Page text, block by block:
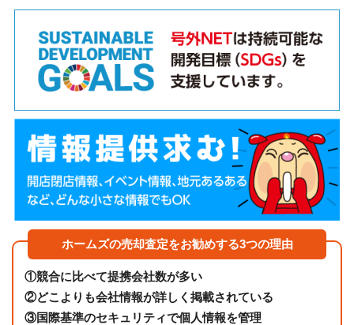
ホームズの売却査定をお勧めする3つの理由
①競合に比べて提携会社数が多い
②どこよりも会社情報が詳しく掲載されている
③国際基準のセキュリティで個人情報を管理